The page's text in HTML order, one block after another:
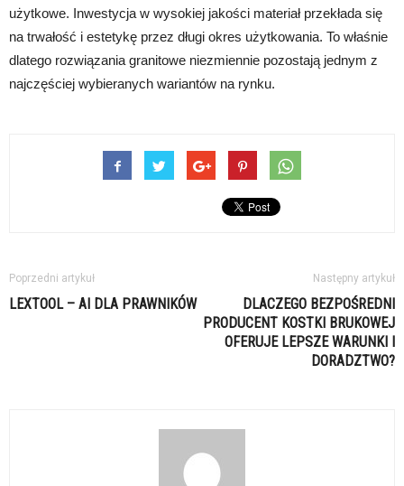
użytkowe. Inwestycja w wysokiej jakości materiał przekłada się
na trwałość i estetykę przez długi okres użytkowania. To właśnie
dlatego rozwiązania granitowe niezmiennie pozostają jednym z
najczęściej wybieranych wariantów na rynku.
Poprzedni artykuł
LEXTOOL – AI DLA PRAWNIKÓW
Następny artykuł
DLACZEGO BEZPOŚREDNI
PRODUCENT KOSTKI BRUKOWEJ
OFERUJE LEPSZE WARUNKI I
DORADZTWO?